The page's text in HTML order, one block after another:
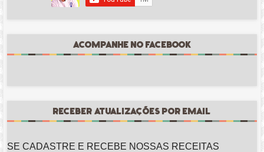
ACOMPANHE NO FACEBOOK
RECEBER ATUALIZAÇÕES POR EMAIL
SE CADASTRE E RECEBE NOSSAS RECEITAS